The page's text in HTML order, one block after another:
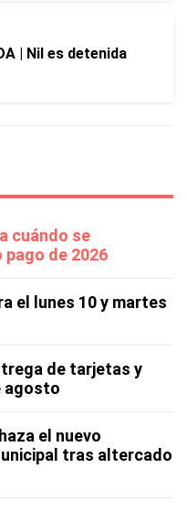
| Nil es detenida
cuándo se
de 2026
el lunes 10 y martes
de tarjetas y
agosto
el nuevo
tras altercado